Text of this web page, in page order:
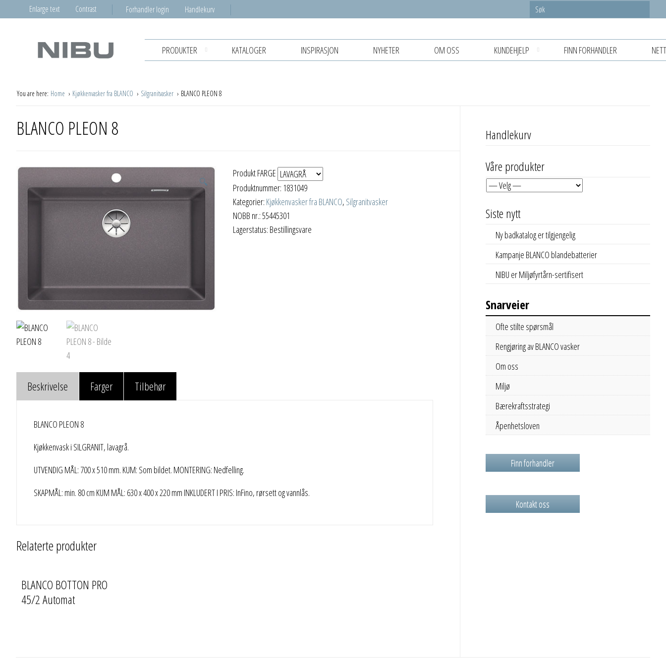
Enlarge text Contrast Forhandler login Handlekurv
PRODUKTER KATALOGER INSPIRASJON NYHETER OM OSS KUNDEHJELP FINN FORHANDLER
You are here: Home Kjøkkenvasker fra BLANCO Silgranitvasker BLANCO PLEON 8
BLANCO PLEON 8
🔍
Produkt FARGE
Produktnummer: 1831049
Kategorier: Kjøkkenvasker fra BLANCO, Silgranitvasker
NOBB nr.: 55445301
Lagerstatus: Bestillingsvare
Beskrivelse Farger Tilbehør
BLANCO PLEON 8
Kjøkkenvask i SILGRANIT, lavagrå.
UTVENDIG MÅL: 700 x 510 mm. KUM: Som bildet. MONTERING: Nedfelling.
SKAPMÅL: min. 80 cm KUM MÅL: 630 x 400 x 220 mm INKLUDERT I PRIS: InFino, rørsett og vannlås.
Relaterte produkter
BLANCO BOTTON PRO
45/2 Automat
Handlekurv
Våre produkter
Siste nytt
Ny badkatalog er tilgjengelig
Kampanje BLANCO blandebatterier
NIBU er Miljøfyrtårn-sertifisert
Snarveier
Ofte stilte spørsmål
Rengjøring av BLANCO vasker
Om oss
Miljø
Bærekraftsstrategi
Åpenhetsloven
Finn forhandler
Kontakt oss